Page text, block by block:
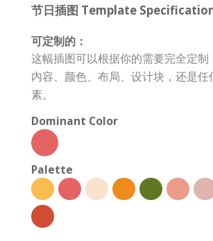
节日插图 Template
可定制的：
这幅插图可以根据你的需要完全定制
内容、颜色、布局、设计块，还是任
素。
Dominant Color
Palette